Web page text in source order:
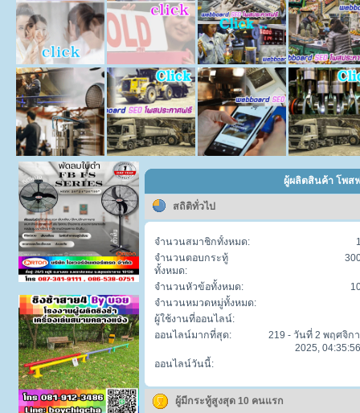
ผู้ผลิตสินค้า โพส
สถิติทั่วไป
จำนวนสมาชิกทั้งหมด:
จำนวนตอบกระทู้
ทั้งหมด:
จำนวนหัวข้อทั้งหมด:
จำนวนหมวดหมู่ทั้งหมด:
ผู้ใช้งานที่ออนไลน์:
ออนไลน์มากที่สุด:
219 - วันที่ 2 พฤศจิก
2025,
ออนไลน์วันนี้:
ผู้มีกระทู้สูงสุด 10 คนแรก